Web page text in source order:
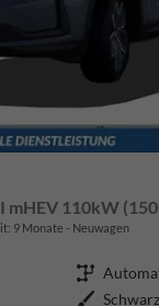
9 Monate Neuwagen
Getriebe
Außenfarbe